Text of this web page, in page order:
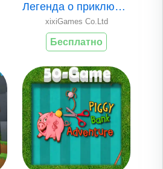
Легенда о приключе..
xixiGames Co.Ltd
Бесплатно